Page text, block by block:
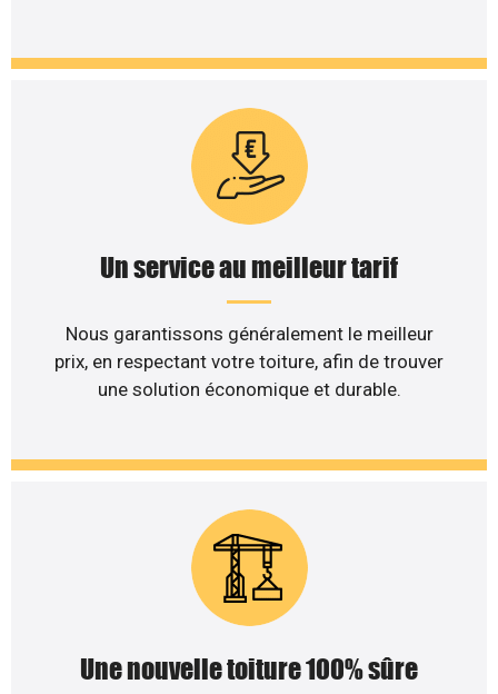
Un service au meilleur tarif
Nous garantissons généralement le meilleur
prix, en respectant votre toiture, afin de trouver
une solution économique et durable.
Une nouvelle toiture 100% sûre